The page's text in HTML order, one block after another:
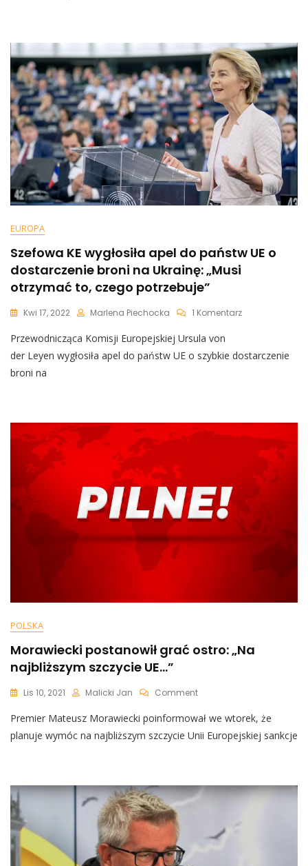
Spróbuj”
EUROPA
Szefowa KE wygłosiła apel do państw UE o
dostarczenie broni na Ukrainę: „Musi
otrzymać to, czego potrzebuje”
Kwi 17, 2022 Marlena Piechocka 1 KomentarzDo
Wygłosiła
Ukrainę:
„Musi
Otrzymać
To,
Czego
Potrzebuje”
Przewodnicząca Komisji Europejskiej Ursula von
der Leyen wygłosiła apel do państw UE o szybkie dostarczenie
broni na
POLSKA
Morawiecki postanowił grać ostro: „Na
najbliższym szczycie UE…”
Lis 10, 2021 Malicki Jan CommentOn
Postanowił
Grać
Szczycie
UE…”
Premier Mateusz Morawiecki poinformował we wtorek, że
planuje wymóc na najbliższym szczycie Unii Europejskiej sankcje